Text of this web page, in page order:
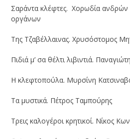
Σαράντα κλέφτες. Χορωδία
οργάνων
Της Τζαβέλλαινας. Χρυσόστομος
Πιδιά μ’ σα θέλτι λιβιντιά.
Η κλεφτοπούλα. Μυρσίνη
Τα μυστικά. Πέτρος Ταμπούρης
Τρεις καλογέροι κρητικοί. Νίκος